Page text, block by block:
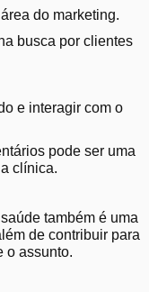
do marketing.
busca por clientes
e interagir com o
pode ser uma
clínica.
também é uma
de contribuir para
o assunto.